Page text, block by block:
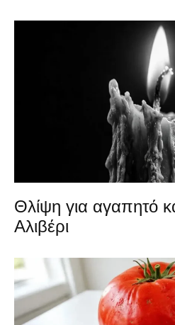
Θλίψη για αγαπητό
Αλιβέρι